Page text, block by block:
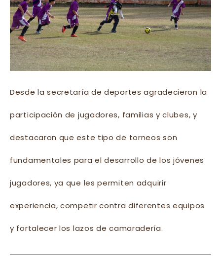
Desde la secretaría de deportes agradecieron la
participación de jugadores, familias y clubes, y
destacaron que este tipo de torneos son
fundamentales para el desarrollo de los jóvenes
jugadores, ya que les permiten adquirir
experiencia, competir contra diferentes equipos
y fortalecer los lazos de camaradería.